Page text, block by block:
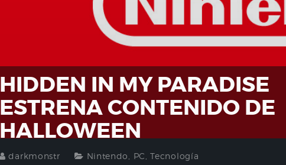
HIDDEN IN MY PARADISE
ESTRENA CONTENIDO DE
HALLOWEEN
darkmonstr Nintendo PC ,Tecnología